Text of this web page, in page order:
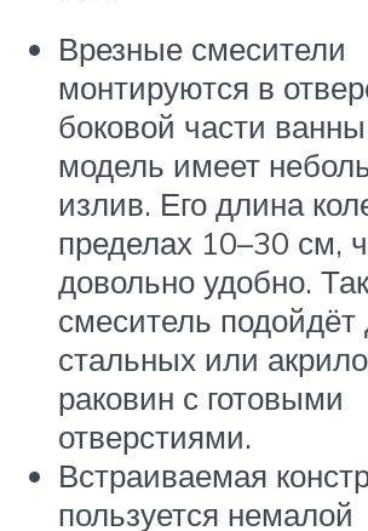
Врезные смесители
монтируются в
боковой части
модель имеет
излив. Его длина
пределах 10–30 см,
довольно удобно.
смеситель подойдёт
стальных или
раковин с готовыми
отверстиями.
Встраиваемая
пользуется немалой